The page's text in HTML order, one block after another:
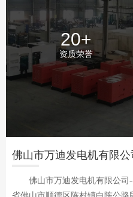
20+
资质荣誉
佛山市万迪发电机有限公
佛山市万迪发电机有限公司